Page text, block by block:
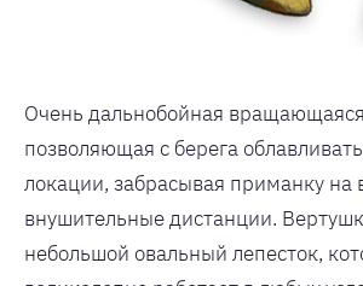
Очень дальнобойная
позволяющая с берега
локации, забрасывая приманку на
внушительные дистанции.
небольшой овальный лепесток,